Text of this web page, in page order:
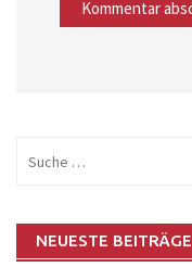
nach:
NEUESTE BEITRÄGE